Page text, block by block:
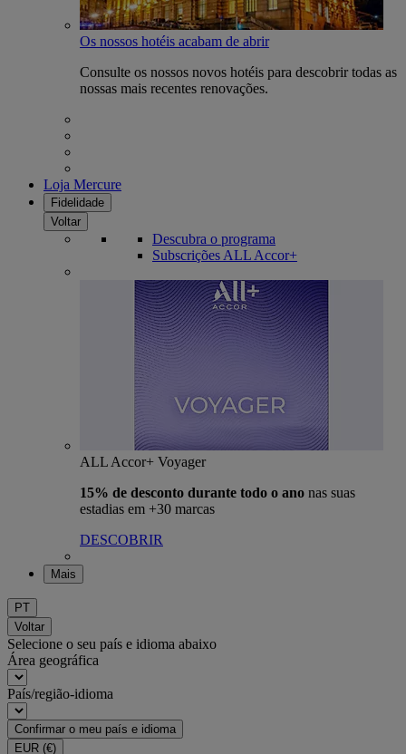
Os nossos hotéis acabam de abrir
Consulte os nossos novos hotéis para descobrir todas as
nossas mais recentes renovações.
Loja Mercure
Fidelidade
Voltar
Descubra o programa
Subscrições ALL Accor+
ALL Accor+ Voyager
15% de desconto durante todo o ano nas suas
estadias em +30 marcas
DESCOBRIR
Mais
PT
Voltar
Selecione o seu país e idioma abaixo
Área geográfica
País/região-idioma
Confirmar o meu país e idioma
EUR (€)